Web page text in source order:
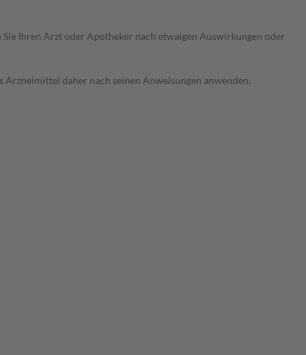
Ihren Arzt oder Apotheker nach etwaigen Auswirkungen oder
daher nach seinen Anweisungen anwenden.